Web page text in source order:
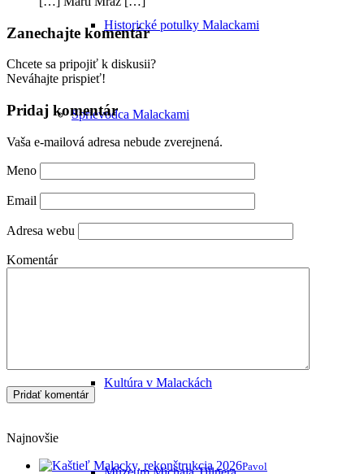
Historické potulky Malackami
Sprievodca Malackami
Kultúra v Malackách
Zanechajte komentár
Chcete sa pripojiť k diskusii?
Neváhajte prispieť!
Pridaj komentár
Vaša e-mailová adresa nebude zverejnená.
Meno
Email
Adresa webu
Komentár
Najnovšie
Pavol